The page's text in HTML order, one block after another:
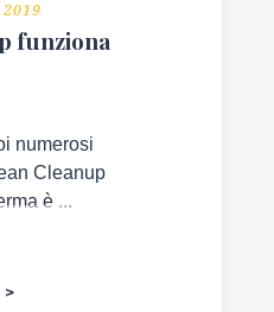
funziona
numerosi
Cleanup
è ...